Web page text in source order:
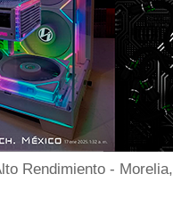
Rendimiento - Morelia,